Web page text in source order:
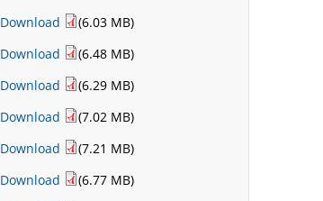
Download
(6.03 MB)
Download
(6.48 MB)
Download
(6.29 MB)
Download
(7.02 MB)
Download
(7.21 MB)
Download
(6.77 MB)